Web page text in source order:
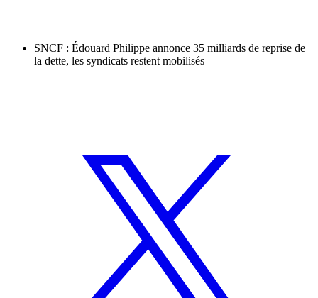
SNCF : Édouard Philippe annonce 35 milliards de reprise de
la dette, les syndicats restent mobilisés